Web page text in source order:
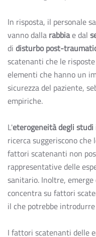
In risposta, il personale
vanno dalla rabbiae dal
di disturbo post-
scatenanti che le
elementi che hanno un
sicurezza del paziente,
empiriche.
L'eterogeneità degli studi
ricerca suggeriscono
fattori scatenanti non
rappresentative delle
sanitario. Inoltre,
concentra su fattori
il che potrebbe
I fattori scatenanti delle